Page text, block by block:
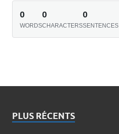
0
WORDS
0
CHARACTERS
0
SENTENCES
PLUS RÉCENTS